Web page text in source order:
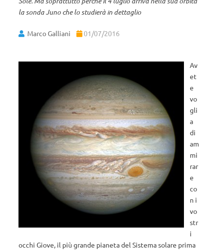
la sonda Juno che lo studierà in dettaglio
Marco Galliani 01/07/2016
Av
et
e
vo
gli
a
di
am
mi
rar
e
co
n i
vo
str
i
occhi Giove, il più grande pianeta del Sistema solare prima